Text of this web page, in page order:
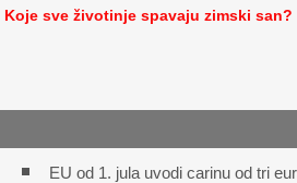
Koje sve životinje spavaju zimski san?
EU od 1. jula uvodi carinu od tri